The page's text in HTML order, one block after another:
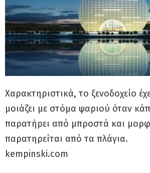
Χαρακτηριστικά, το ξενοδοχείο
μοιάζει με στόμα ψαριού όταν
παρατήρει από μπροστά και
παρατηρείται από τα πλάγια.
kempinski.com